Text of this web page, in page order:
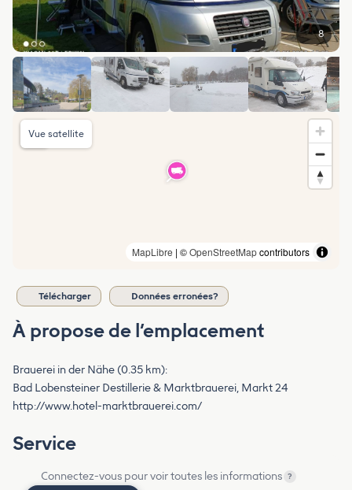
8
MapLibre | ©OpenStreetMapcontributors
Vue satellite
Télécharger Données erronées?
À propose de l’emplacement
Brauerei in der Nähe (0.35 km):
Bad Lobensteiner Destillerie & Marktbrauerei, Markt 24
http://www.hotel-marktbrauerei.com/
Service
Connectez-vous pour voir toutes les informations ?